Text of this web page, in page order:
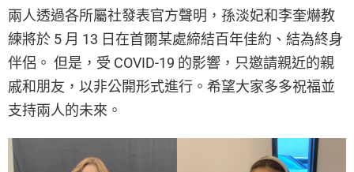
兩人透過各所屬社發表官方聲明，孫淡妃和李奎爀教
練將於 5 月 13 日在首爾某處締結百年佳約、結為終身
伴侶。 但是，受 COVID-19 的影響，只邀請親近的親
戚和朋友，以非公開形式進行。希望大家多多祝福並
支持兩人的未來。